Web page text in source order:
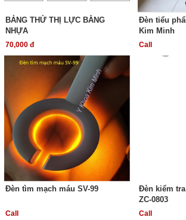
BẢNG THỬ THỊ LỰC BẰNG
NHỰA
70,000 đ
Đèn tiểu
Kim Minh
Call
Đèn tìm mạch máu SV-99
Call
Đèn kiểm
ZC-0803
Call